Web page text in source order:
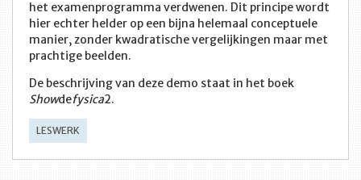
het examenprogramma verdwenen. Dit principe wordt
hier echter helder op een bijna helemaal conceptuele
manier, zonder kwadratische vergelijkingen maar met
prachtige beelden.
De beschrijving van deze demo staat in het boek
Showdefysica2.
LESWERK